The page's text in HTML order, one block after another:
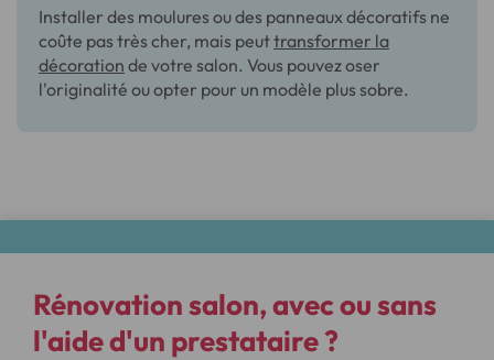
Installer des moulures ou des panneaux décoratifs ne
coûte pas très cher, mais peuttransformer la
décoration de votre salon. Vous pouvez oser
l'originalité ou opter pour un modèle plus sobre.
Rénovation salon, avec ou sans
l'aide d'un prestataire ?